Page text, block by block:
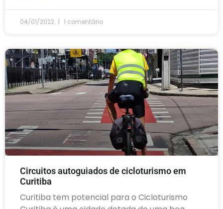
04/01/2022 1 comentário
Circuitos autoguiados de cicloturismo em
Curitiba
Curitiba tem potencial para o Cicloturismo